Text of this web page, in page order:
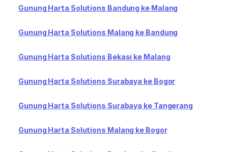
Gunung Harta Solutions Bandung ke Malang
Gunung Harta Solutions Malang ke Bandung
Gunung Harta Solutions Bekasi ke Malang
Gunung Harta Solutions Surabaya ke Bogor
Gunung Harta Solutions Surabaya ke Tangerang
Gunung Harta Solutions Malang ke Bogor